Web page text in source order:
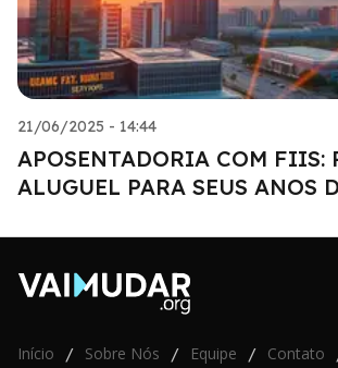
21/06/2025 - 14:44
APOSENTADORIA COM FIIS:
ALUGUEL PARA SEUS ANOS
Início / Sobre Nós / Equipe / Contato